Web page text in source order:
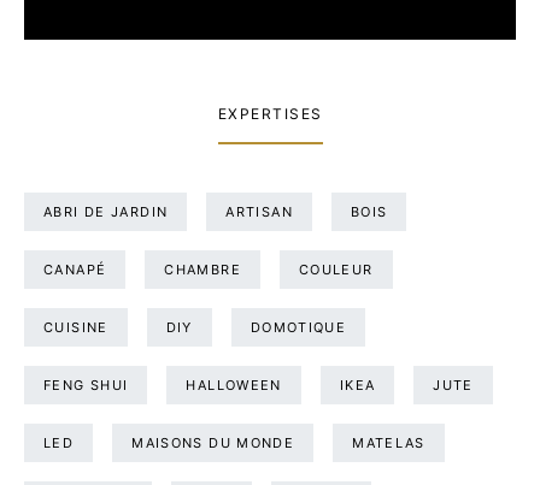
EXPERTISES
ABRI DE JARDIN ARTISAN BOIS
CANAPÉ CHAMBRE COULEUR
CUISINE DIY DOMOTIQUE
FENG SHUI HALLOWEEN IKEA JUTE
LED MAISONS DU MONDE MATELAS